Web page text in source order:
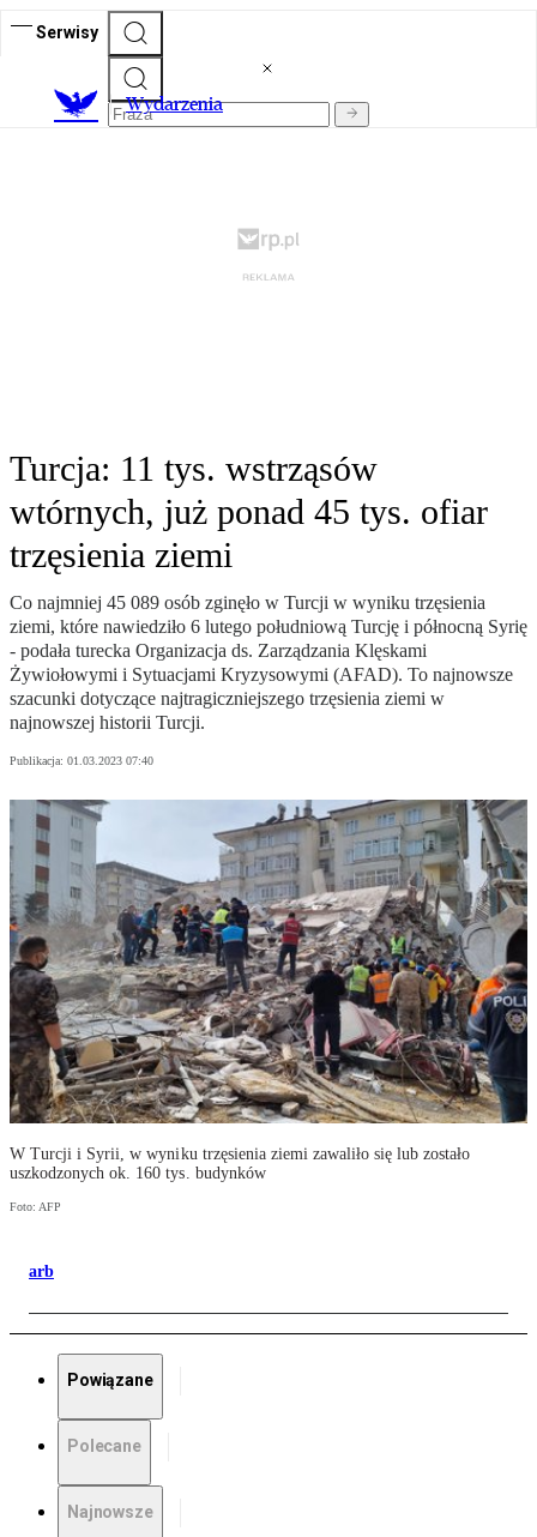
Serwisy
Wydarzenia
Turcja: 11 tys. wstrząsów
wtórnych, już ponad 45 tys. ofiar
trzęsienia ziemi
Co najmniej 45 089 osób zginęło w Turcji w wyniku trzęsienia
ziemi, które nawiedziło 6 lutego południową Turcję i północną Syrię
- podała turecka Organizacja ds. Zarządzania Klęskami
Żywiołowymi i Sytuacjami Kryzysowymi (AFAD). To najnowsze
szacunki dotyczące najtragiczniejszego trzęsienia ziemi w
najnowszej historii Turcji.
Publikacja: 01.03.2023 07:40
W Turcji i Syrii, w wyniku trzęsienia ziemi zawaliło się lub zostało
uszkodzonych ok. 160 tys. budynków
Foto: AFP
arb
Powiązane
Polecane
Najnowsze